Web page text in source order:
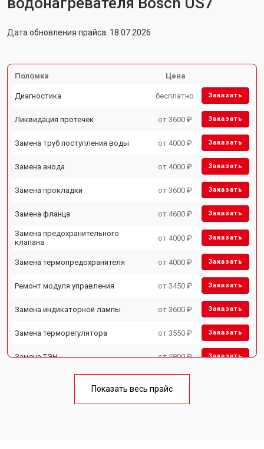
Дата обновления прайса: 18.07.2026
Поломка Цена
Диагностика бесплатно Заказать
Ликвидация протечек от 3600 ₽ Заказать
Замена труб поступления воды от 4000 ₽ Заказать
Замена анода от 4000 ₽ Заказать
Замена прокладки от 3600 ₽ Заказать
Замена фланца от 4600 ₽ Заказать
Замена предохранительного
клапана
от 4000 ₽ Заказать
Замена термопредохранителя от 4000 ₽ Заказать
Ремонт модуля управления от 3450 ₽ Заказать
Замена индикаторной лампы от 3600 ₽ Заказать
Замена терморегулятора от 3550 ₽ Заказать
Замена ТЭН от 5800 ₽ Заказать
Замена термостата от 3590 ₽
Показать весь прайс